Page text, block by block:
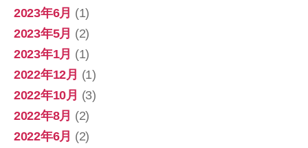
2023年6月 (1)
2023年5月 (2)
2023年1月 (1)
2022年12月 (1)
2022年10月 (3)
2022年8月 (2)
2022年6月 (2)